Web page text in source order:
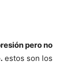
pero no
estos son los